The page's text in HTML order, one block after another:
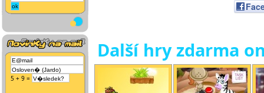
5 + 9 =
Další hry zdarma